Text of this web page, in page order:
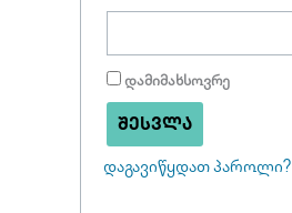
დამიმახსოვრე
ᲨᲔᲡᲕᲚᲐ
დაგავიწყდათ პაროლი?